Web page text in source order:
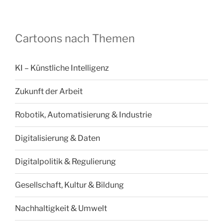
Cartoons nach Themen
KI – Künstliche Intelligenz
Zukunft der Arbeit
Robotik, Automatisierung & Industrie
Digitalisierung & Daten
Digitalpolitik & Regulierung
Gesellschaft, Kultur & Bildung
Nachhaltigkeit & Umwelt